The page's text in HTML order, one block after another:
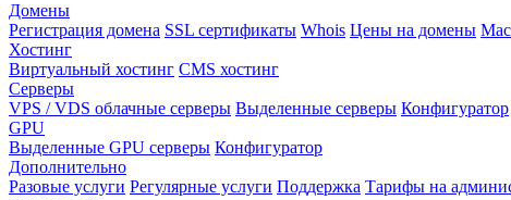
Домены
Регистрация домена SSL сертификаты Whois Цены на домены
Хостинг
Виртуальный хостинг CMS хостинг
Серверы
VPS / VDS облачные серверы Выделенные серверы Конфигуратор
GPU
Выделенные GPU серверы Конфигуратор
Дополнительно
Разовые услуги Регулярные услуги Поддержка Тарифы на